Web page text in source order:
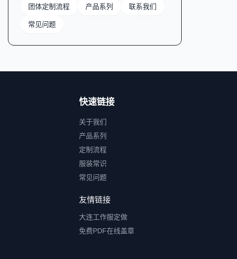
团体定制流程 产品系列 联系我们
常见问题
快速链接
关于我们
产品系列
定制流程
服装常识
常见问题
友情链接
大连工作服定做
免费PDF在线盖章